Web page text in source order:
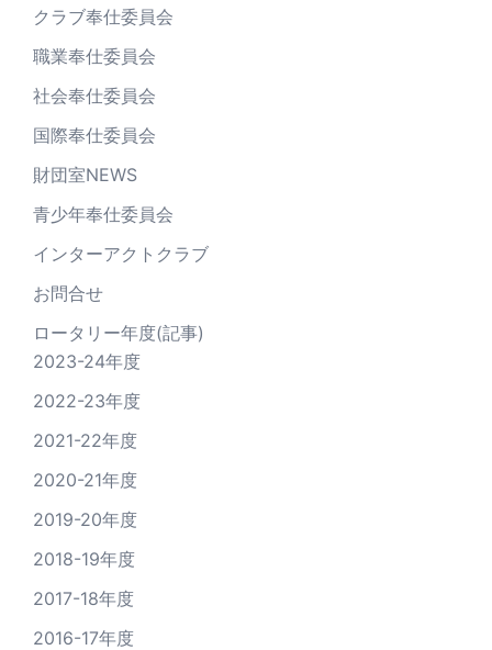
クラブ奉仕委員会
職業奉仕委員会
社会奉仕委員会
国際奉仕委員会
財団室NEWS
青少年奉仕委員会
インターアクトクラブ
お問合せ
ロータリー年度(記事)
2023-24年度
2022-23年度
2021-22年度
2020-21年度
2019-20年度
2018-19年度
2017-18年度
2016-17年度